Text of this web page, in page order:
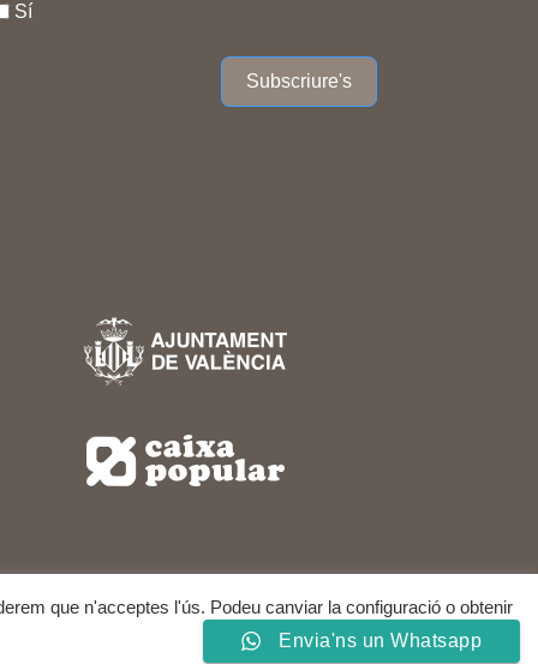
Sí
Subscriure's
que n'acceptes l'ús. Podeu canviar la configuració o obtenir
Envia'ns un Whatsapp